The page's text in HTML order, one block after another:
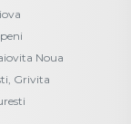
Noua
Grivita